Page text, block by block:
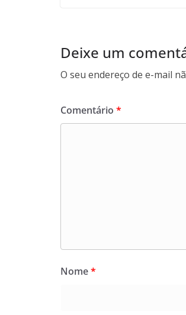
Deixe um
O seu endereço de e-mail
Comentário *
Nome*